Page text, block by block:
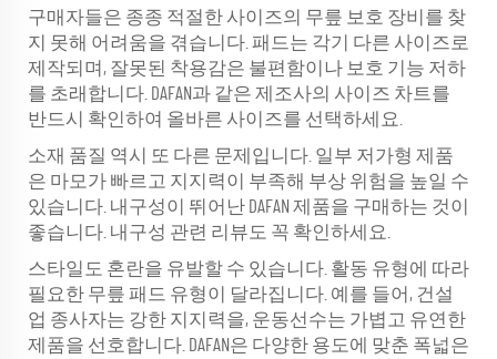
구매자들은 종종 적절한 사이즈의 무릎 보호 장비를 찾
지 못해 어려움을 겪습니다. 패드는 각기 다른 사이즈로
제작되며, 잘못된 착용감은 불편함이나 보호 기능 저하
를 초래합니다. DAFAN과 같은 제조사의 사이즈 차트를
반드시 확인하여 올바른 사이즈를 선택하세요.
소재 품질 역시 또 다른 문제입니다. 일부 저가형 제품
은 마모가 빠르고 지지력이 부족해 부상 위험을 높일 수
있습니다. 내구성이 뛰어난 DAFAN 제품을 구매하는 것이
좋습니다. 내구성 관련 리뷰도 꼭 확인하세요.
스타일도 혼란을 유발할 수 있습니다. 활동 유형에 따라
필요한 무릎 패드 유형이 달라집니다. 예를 들어, 건설
업 종사자는 강한 지지력을, 운동선수는 가볍고 유연한
제품을 선호합니다. DAFAN은 다양한 용도에 맞춘 폭넓은